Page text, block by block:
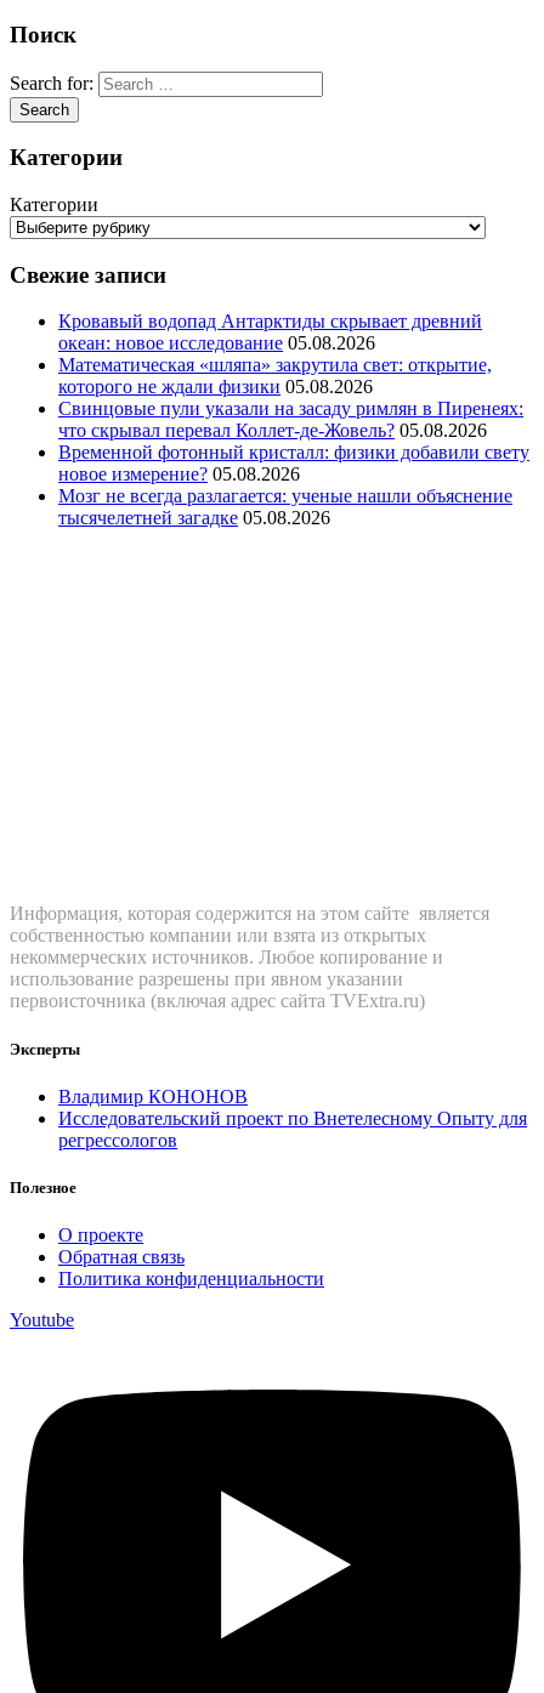
Поиск
Search for:
Категории
Категории
Свежие записи
Кровавый водопад Антарктиды скрывает древний
океан: новое исследование 05.08.2026
Математическая «шляпа» закрутила свет: открытие,
которого не ждали физики 05.08.2026
Свинцовые пули указали на засаду римлян в Пиренеях:
что скрывал перевал Коллет-де-Жовель? 05.08.2026
Временной фотонный кристалл: физики добавили свету
новое измерение? 05.08.2026
Мозг не всегда разлагается: ученые нашли объяснение
тысячелетней загадке 05.08.2026
Информация, которая содержится на этом сайте является
собственностью компании или взята из открытых
некоммерческих источников. Любое копирование и
использование разрешены при явном указании
первоисточника (включая адрес сайта TVExtra.ru)
Эксперты
Владимир КОНОНОВ
Исследовательский проект по Внетелесному Опыту для
регрессологов
Полезное
О проекте
Обратная связь
Политика конфиденциальности
Youtube